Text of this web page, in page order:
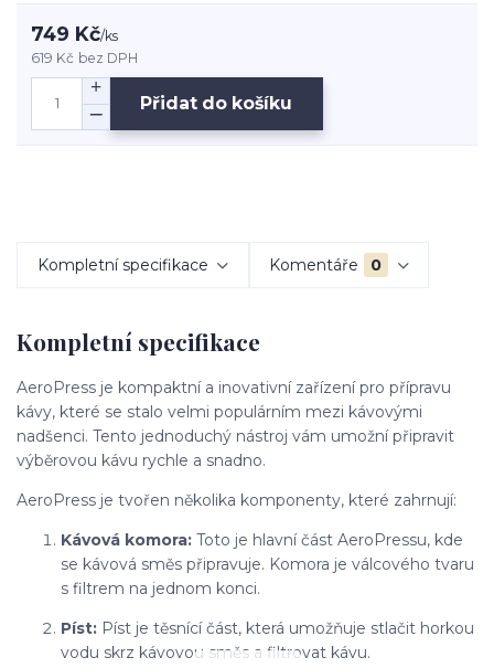
749 Kč/ks
619 Kč bez DPH
Přidat do košíku
Kompletní specifikace Komentáře 0
Kompletní specifikace
AeroPress je kompaktní a inovativní zařízení pro přípravu
kávy, které se stalo velmi populárním mezi kávovými
nadšenci. Tento jednoduchý nástroj vám umožní připravit
výběrovou kávu rychle a snadno.
AeroPress je tvořen několika komponenty, které zahrnují:
Kávová komora: Toto je hlavní část AeroPressu, kde
se kávová směs připravuje. Komora je válcového tvaru
s filtrem na jednom konci.
Píst: Píst je těsnící část, která umožňuje stlačit horkou
vodu skrz kávovou směs a filtrovat kávu.